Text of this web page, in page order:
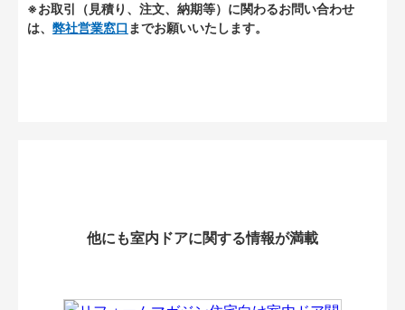
※お取引（見積り、注文、納期等）に関わるお問い合わせ
は、 弊社営業窓口 までお願いいたします。
他にも室内ドアに関する情報が満載